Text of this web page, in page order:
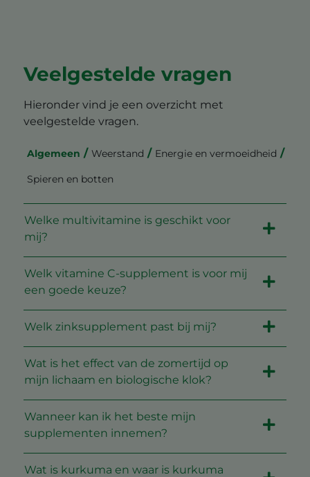
Veelgestelde vragen
Hieronder vind je een overzicht met
veelgestelde vragen.
Algemeen Weerstand Energie en vermoeidheid
Spieren en botten
Welke multivitamine is geschikt voor
mij?
Welk vitamine C-supplement is voor mij
een goede keuze?
Welk zinksupplement past bij mij?
Wat is het effect van de zomertijd op
mijn lichaam en biologische klok?
Wanneer kan ik het beste mijn
supplementen innemen?
Wat is kurkuma en waar is kurkuma